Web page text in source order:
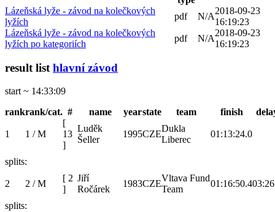
Lázeňská lyže - závod na kolečkových
lyžích
pdf N/A
2018-09-23
16:19:23
Lázeňská lyže - závod na kolečkových
lyžích po kategoriích
pdf N/A
2018-09-23
16:19:23
result list hlavní závod
start ~ 14:33:09
rankrank/cat. # name yearstate team finish
1 1 / M
[
13
]
Luděk
Šeller
1995CZE
Dukla
Liberec
01:13:24.0
splits:
2 2 / M
[ 2
]
Jiří
Ročárek
1983CZE
Vltava Fund
Team
01:16:50.4
splits: